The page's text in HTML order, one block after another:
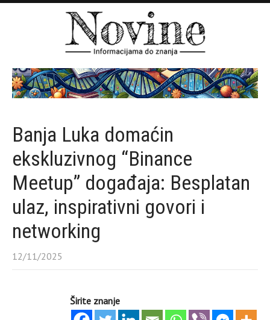
Banja Luka domaćin
ekskluzivnog “Binance
Meetup” događaja: Besplatan
ulaz, inspirativni govori i
networking
12/11/2025
Širite znanje